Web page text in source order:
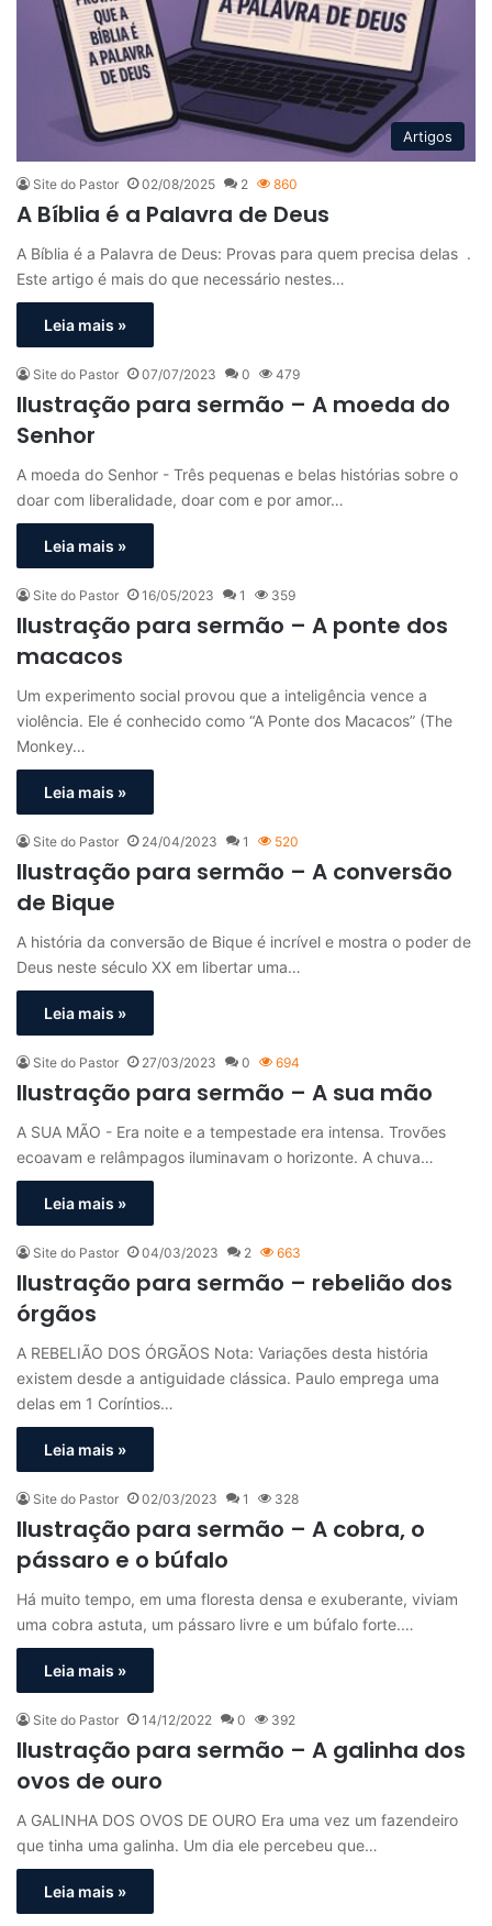
Artigos
Site do Pastor 02/08/2025 2 860
A Bíblia é a Palavra de Deus
A Bíblia é a Palavra de Deus: Provas para quem precisa delas .
Este artigo é mais do que necessário nestes…
Leia mais »
Site do Pastor 07/07/2023 0 479
Ilustração para sermão – A moeda do
Senhor
A moeda do Senhor - Três pequenas e belas histórias sobre o
doar com liberalidade, doar com e por amor…
Leia mais »
Site do Pastor 16/05/2023 1 359
Ilustração para sermão – A ponte dos
macacos
Um experimento social provou que a inteligência vence a
violência. Ele é conhecido como “A Ponte dos Macacos” (The
Monkey…
Leia mais »
Site do Pastor 24/04/2023 1 520
Ilustração para sermão – A conversão
de Bique
A história da conversão de Bique é incrível e mostra o poder de
Deus neste século XX em libertar uma…
Leia mais »
Site do Pastor 27/03/2023 0 694
Ilustração para sermão – A sua mão
A SUA MÃO - Era noite e a tempestade era intensa. Trovões
ecoavam e relâmpagos iluminavam o horizonte. A chuva…
Leia mais »
Site do Pastor 04/03/2023 2 663
Ilustração para sermão – rebelião dos
órgãos
A REBELIÃO DOS ÓRGÃOS Nota: Variações desta história
existem desde a antiguidade clássica. Paulo emprega uma
delas em 1 Coríntios…
Leia mais »
Site do Pastor 02/03/2023 1 328
Ilustração para sermão – A cobra, o
pássaro e o búfalo
Há muito tempo, em uma floresta densa e exuberante, viviam
uma cobra astuta, um pássaro livre e um búfalo forte.…
Leia mais »
Site do Pastor 14/12/2022 0 392
Ilustração para sermão – A galinha dos
ovos de ouro
A GALINHA DOS OVOS DE OURO Era uma vez um fazendeiro
que tinha uma galinha. Um dia ele percebeu que…
Leia mais »